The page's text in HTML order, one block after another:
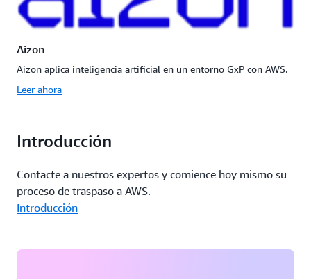
Aizon
Aizon aplica inteligencia artificial en un entorno GxP con AWS.
Leer ahora
Introducción
Contacte a nuestros expertos y comience hoy mismo su
proceso de traspaso a AWS.
Introducción